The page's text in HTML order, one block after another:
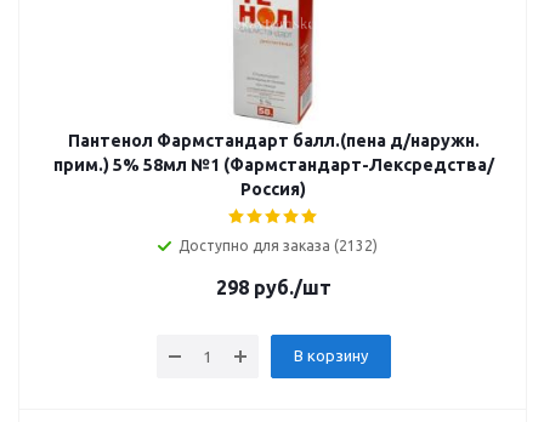
Пантенол Фармстандарт балл.(пена д/наружн.
прим.) 5% 58мл №1 (Фармстандарт-Лексредства/
Россия)
Доступно для заказа (2132)
298руб./шт
В корзину